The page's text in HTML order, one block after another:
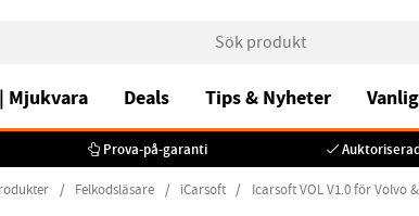
Prova-på-garanti
Mjukvara Deals Tips & Nyheter
Felkodsläsare iCarsoft Icarsoft VOL V1.0 för Volvo